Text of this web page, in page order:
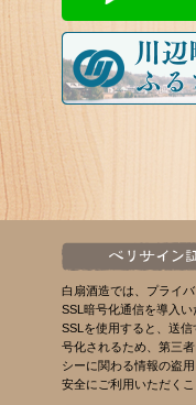
白扇酒造では、プライ
SSL暗号化通信を導入い
SSLを使用すると、送
号化されるため、第三
シーに関わる情報の盗
安全にご利用いただくこ